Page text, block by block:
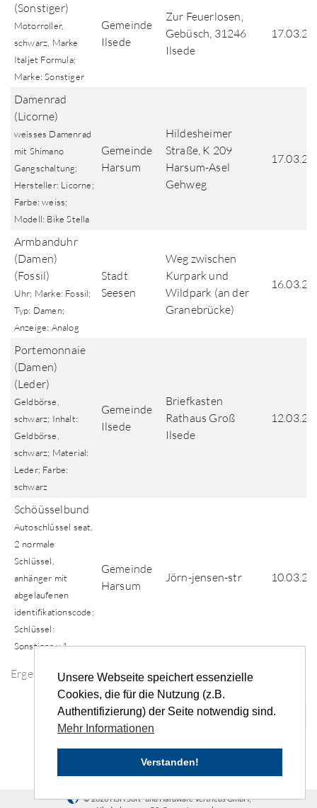
Unsere Webseite speichert essenzielle
Cookies, die für die Nutzung (z.B.
Authentifizierung) der Seite notwendig sind.
Mehr Informationen
Verstanden!
Ergebnisse der Fundsuche
(Sonstiger)
Motorroller,
schwarz, Marke
Italjet Formula;
Marke: Sonstiger
Gemeinde
Ilsede
Zur Feuerlosen,
Gebüsch, 31246
Ilsede
Damenrad
(Licorne)
weisses Damenrad
mit Shimano
Gangschaltung;
Hersteller: Licorne;
Farbe: weiss;
Modell: Bike Stella
Gemeinde
Harsum
Hildesheimer
Straße, K 209
Harsum-Asel
Gehweg
Armbanduhr
(Damen)
(Fossil)
Uhr; Marke: Fossil;
Typ: Damen;
Anzeige: Analog
Stadt
Seesen
Weg zwischen
Kurpark und
Wildpark (an der
Granebrücke)
Portemonnaie
(Damen)
(Leder)
Geldbörse,
schwarz; Inhalt:
Geldbörse,
schwarz; Material:
Leder; Farbe:
schwarz
Gemeinde
Ilsede
Briefkasten
Rathaus Groß
Ilsede
Schöüsselbund
Autoschlüssel seat,
2 normale
Schlüssel,
anhänger mit
abgelaufenen
identifikationscode;
Schlüssel:
Sonstiger x 1
Gemeinde
Harsum
Jörn-jensen-str
‹ ... 6 7 8 9 10 ... ›
© 2026 HSH Soft- und Hardware Vertriebs GmbH,